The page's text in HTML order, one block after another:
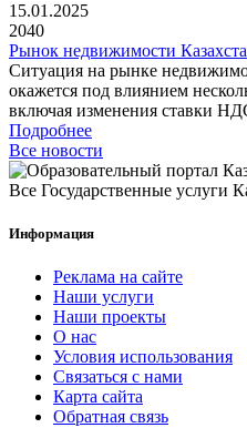
15.01.2025
2040
Рынок недвижимости
Ситуация на рынке
окажется под влиянием
включая изменения ставки
Подробнее
Все новости
Все Государственные услуги
Информация
Реклама на сайте
Наши услуги
Наши проекты
О нас
Условия использования
Связаться с нами
Карта сайта
Обратная связь